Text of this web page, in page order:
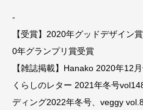
-
【受賞】2020年グッドデザイン
0年グランプリ賞受賞
【雑誌掲載】Hanako 2020年12
くらしのレター 2021年冬号
ディング2022年冬号、veggy